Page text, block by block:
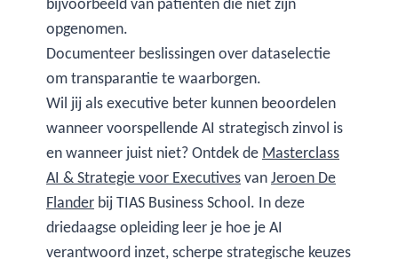
opgenomen.
Documenteer beslissingen over dataselectie
om transparantie te waarborgen.
Wil jij als executive beter kunnen beoordelen
wanneer voorspellende AI strategisch zinvol is
en wanneer juist niet? Ontdek de Masterclass
AI & Strategie voor ExecutivesvanJeroen De
Flander bij TIAS Business School. In deze
driedaagse opleiding leer je hoe je AI
verantwoord inzet, scherpe strategische keuzes